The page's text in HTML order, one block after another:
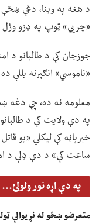
«چريي» ټوپ په ډزو
جوزجان کې د طالبانو د
«ناموسي» انګېرنه بللې
معلومه نه ده، چې دغه
په دې ولایت کې د
خبرپاڼه کې لیکلي «یو
ساعت کې» د دې ډلې د
په دې اړه نور ولولئ...
متعرضو ښځو له نړیوالې